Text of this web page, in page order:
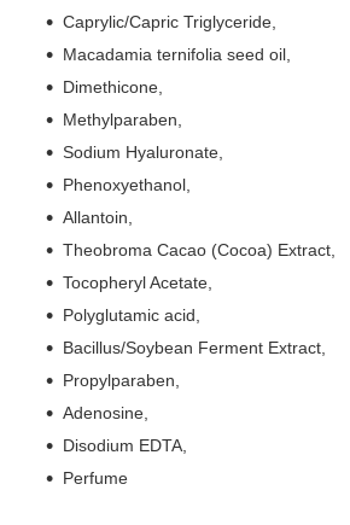
Caprylic/Capric Triglyceride,
Macadamia ternifolia seed oil,
Dimethicone,
Methylparaben,
Sodium Hyaluronate,
Phenoxyethanol,
Allantoin,
Theobroma Cacao (Cocoa) Extract,
Tocopheryl Acetate,
Polyglutamic acid,
Bacillus/Soybean Ferment Extract,
Propylparaben,
Adenosine,
Disodium EDTA,
Perfume